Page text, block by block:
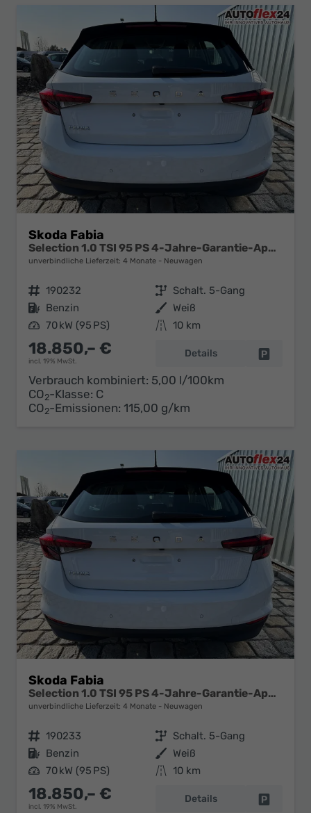
Skoda Fabia
Selection 1.0 TSI 95 PS 4-Jahre-Garantie-AppleCarPlay-AndroidAuto-LED-PDC-Sitzheizung-DAB-Klima
unverbindliche Lieferzeit: 4 Monate Neuwagen
Fahrzeugnr. 190232 Getriebe Schalt. 5-Gang
Kraftstoff Benzin Außenfarbe Weiß
Leistung 70 kW (95 PS) Kilometerstand 10 km
18.850,– €
incl. 19% MwSt.
Details
Verbrauch kombiniert: 5,00 l/100km
CO2-Klasse: C
CO2-Emissionen: 115,00 g/km
Skoda Fabia
Selection 1.0 TSI 95 PS 4-Jahre-Garantie-AppleCarPlay-AndroidAuto-LED-PDC-Sitzheizung-DAB-Klima
unverbindliche Lieferzeit: 4 Monate Neuwagen
Fahrzeugnr. 190233 Getriebe Schalt. 5-Gang
Kraftstoff Benzin Außenfarbe Weiß
Leistung 70 kW (95 PS) Kilometerstand 10 km
18.850,– €
incl. 19% MwSt.
Details